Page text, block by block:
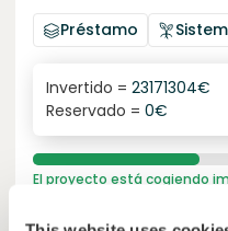
Préstamo
6.3%
interés anual
Invertido = 23171304€
Reservado = 0€
El proyecto está cogiendo